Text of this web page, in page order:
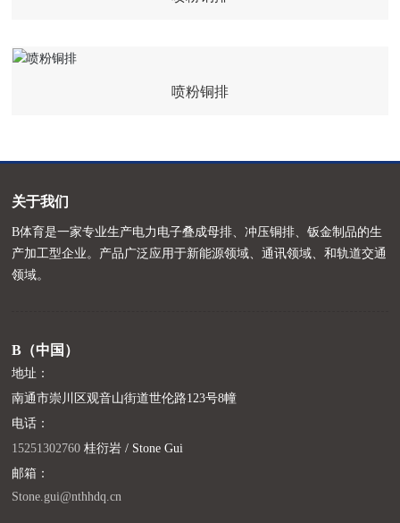
喷粉铜排
关于我们
B体育是一家专业生产电力电子叠成母排、冲压铜排、钣金制品的生
产加工型企业。产品广泛应用于新能源领域、通讯领域、和轨道交通
领域。
B（中国）
地址：
南通市崇川区观音山街道世伦路123号8幢
电话：
15251302760 桂衍岩 / Stone Gui
邮箱：
Stone.gui@nthhdq.cn